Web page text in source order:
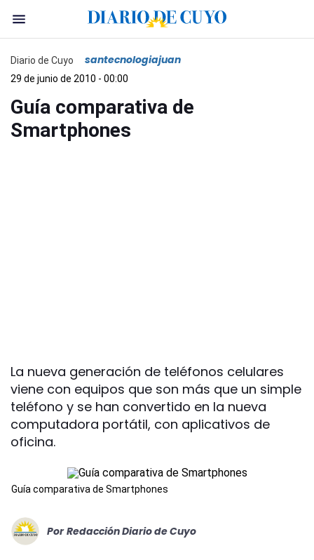
Diario de Cuyo santecnologiajuan
29 de junio de 2010 - 00:00
Guía comparativa de
Smartphones
La nueva generación de teléfonos celulares
viene con equipos que son más que un simple
teléfono y se han convertido en la nueva
computadora portátil, con aplicativos de
oficina.
Guía comparativa de Smartphones
Por Redacción Diario de Cuyo